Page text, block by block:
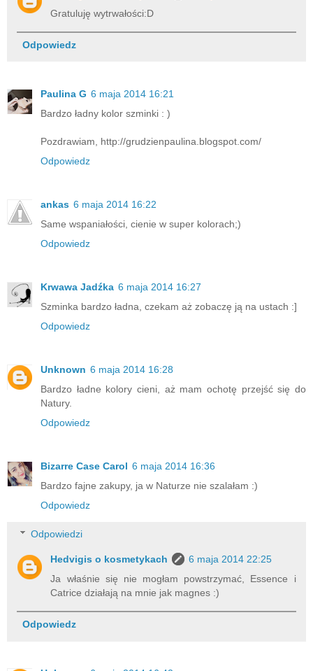
Gratuluję wytrwałości:D
Odpowiedz
Paulina G 6 maja 2014 16:21
Bardzo ładny kolor szminki : )
Pozdrawiam, http://grudzienpaulina.blogspot.com/
Odpowiedz
ankas 6 maja 2014 16:22
Same wspaniałości, cienie w super kolorach;)
Odpowiedz
Krwawa Jadźka 6 maja 2014 16:27
Szminka bardzo ładna, czekam aż zobaczę ją na ustach :]
Odpowiedz
Unknown 6 maja 2014 16:28
Bardzo ładne kolory cieni, aż mam ochotę przejść się do
Natury.
Odpowiedz
Bizarre Case Carol 6 maja 2014 16:36
Bardzo fajne zakupy, ja w Naturze nie szalałam :)
Odpowiedz
Odpowiedzi
Hedvigis o kosmetykach
6 maja 2014 22:25
Ja właśnie się nie mogłam powstrzymać, Essence i
Catrice działają na mnie jak magnes :)
Odpowiedz